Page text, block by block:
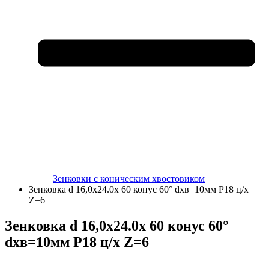
Зенковки с коническим хвостовиком
Зенковка d 16,0х24.0х 60 конус 60° dхв=10мм Р18 ц/х
Z=6
Зенковка d 16,0х24.0х 60 конус 60°
dхв=10мм Р18 ц/х Z=6